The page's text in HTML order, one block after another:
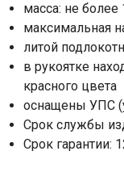
масса: не более
максимальная
литой
в рукоятке
красного цвета
оснащены УПС
Срок службы
Срок гарантии: